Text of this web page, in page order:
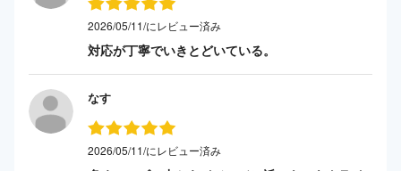
2026/05/11/にレビュー済み
対応が丁寧でいきとどいている。
なす
2026/05/11/にレビュー済み